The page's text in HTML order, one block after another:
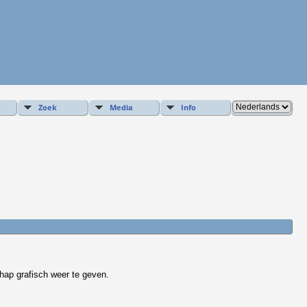
Zoek Media Info
grafisch weer te geven.